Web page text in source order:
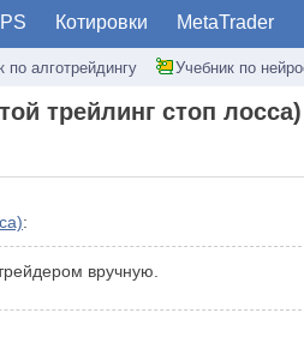
Котировки MetaTrader
по алготрейдингу Учебник по
трейлинг стоп лосса)
:
вручную.